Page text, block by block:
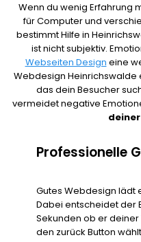
Wenn du wenig Erfahrung
für Computer und
bestimmt Hilfe in
ist nicht subjektiv.
Webseiten Design eine
Webdesign Heinrichswalde
das dein Besucher
vermeidet negative
Professionelle
Gutes Webdesign lädt
Dabei entscheidet der
Sekunden ob er
den zurück Button